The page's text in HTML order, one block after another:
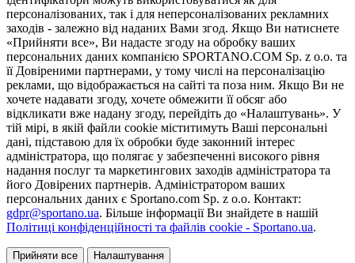
персоналізованих, так і для неперсоналізованих рекламних
заходів - залежно від наданих Вами згод. Якщо Ви натиснете
«Прийняти все», Ви надасте згоду на обробку ваших
персональних даних компанією SPORTANO.COM Sp. z o.o. та
її Довіреними партнерами, у тому числі на персоналізацію
реклами, що відображається на сайті та поза ним. Якщо Ви не
хочете надавати згоду, хочете обмежити її обсяг або
відкликати вже надану згоду, перейдіть до «Налаштувань». У
тій мірі, в якій файли cookie міститимуть Ваші персональні
дані, підставою для їх обробки буде законний інтерес
адміністратора, що полягає у забезпеченні високого рівня
надання послуг та маркетингових заходів адміністратора та
його Довірених партнерів. Адміністратором ваших
персональних даних є Sportano.com Sp. z o.o. Контакт:
gdpr@sportano.ua. Більше інформації Ви знайдете в нашій
Політиці конфіденційності та файлів cookie - Sportano.ua.
Прийняти все Налаштування